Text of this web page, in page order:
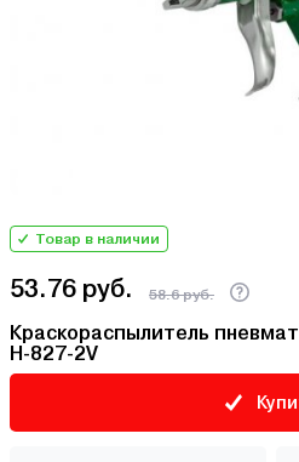
Товар в наличии
53.76 руб. 58.6 руб.
Краскораспылитель
H-827-2V